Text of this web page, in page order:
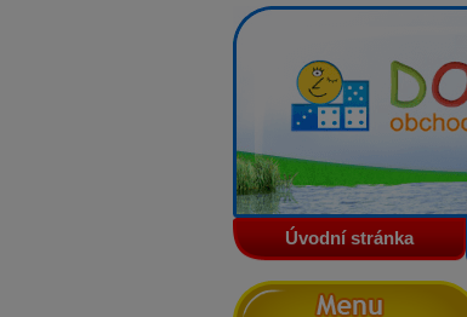
Domino - obchod s
Úvodní stránka
Menu